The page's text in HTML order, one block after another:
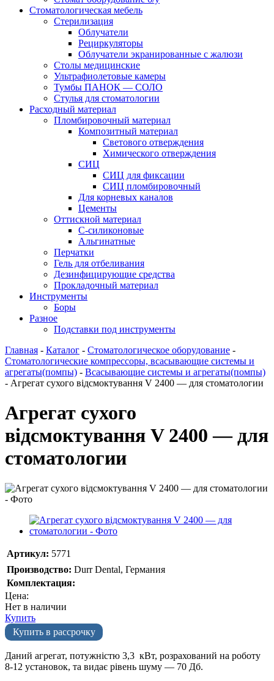
Стоматологическая мебель
Стерилизация
Облучатели
Рециркуляторы
Облучатели экранированные с жалюзи
Столы медицинские
Ультрафиолетовые камеры
Тумбы ПАНОК — СОЛО
Стулья для стоматологии
Расходный материал
Пломбировочный материал
Композитный материал
Светового отверждения
Химического отверждения
СИЦ
СИЦ для фиксации
СИЦ пломбировочный
Для корневых каналов
Цементы
Оттискной материал
С-силиконовые
Альгинатные
Перчатки
Гель для отбеливания
Дезинфицирующие средства
Прокладочный материал
Инструменты
Боры
Разное
Подставки под инструменты
Главная - Каталог - Стоматологическое оборудование -
Стоматологические компрессоры, всасывающие системы и
агрегаты(помпы) - Всасывающие системы и агрегаты(помпы)
- Агрегат сухого відсмоктування V 2400 — для стоматологии
Агрегат сухого
відсмоктування V 2400 — для
стоматологии
Артикул: 5771
Производство: Durr Dental, Германия
Комплектация:
Цена:
Нет в наличии
Купить
Купить в рассрочку
Даний агрегат, потужністю 3,3 кВт, розрахований на роботу
8-12 установок, та видає рівень шуму — 70 Дб.